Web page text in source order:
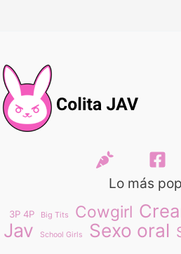
Lo más
3P 4P Big Tits Cowgirl
Jav
School Girls Sexo oral